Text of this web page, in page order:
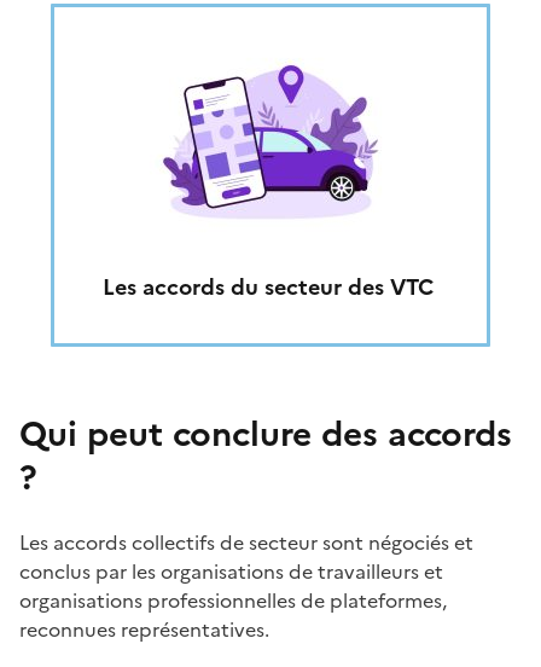
Les accords du secteur des VTC
Qui peut conclure des accords
?
Les accords collectifs de secteur sont négociés et
conclus par les organisations de travailleurs et
organisations professionnelles de plateformes,
reconnues représentatives.